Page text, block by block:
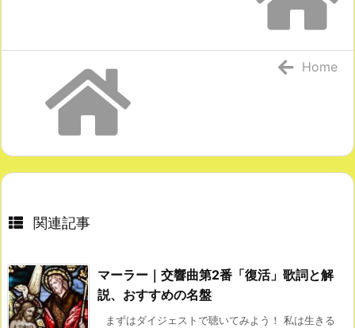
Home
関連記事
マーラー｜交響曲第2番「復活」歌詞と解
説、おすすめの名盤
まずはダイジェストで聴いてみよう！ 私は生きる